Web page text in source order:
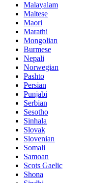
Malayalam
Maltese
Maori
Marathi
Mongolian
Burmese
Nepali
Norwegian
Pashto
Persian
Punjabi
Serbian
Sesotho
Sinhala
Slovak
Slovenian
Somali
Samoan
Scots Gaelic
Shona